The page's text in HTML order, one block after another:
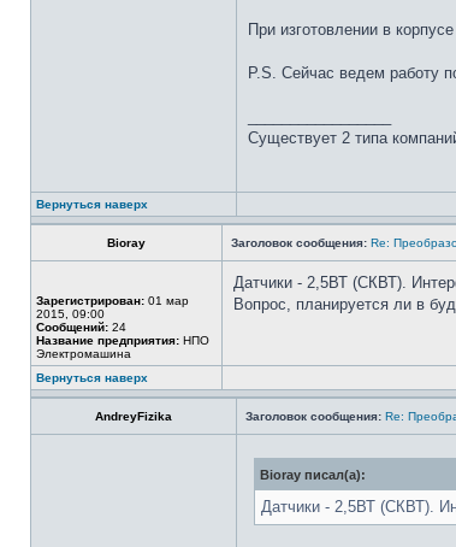
При изготовлении в
P.S. Сейчас ведем работу
Существует 2 типа
Вернуться наверх
Bioray Заголовок сообщения: Re:
Зарегистрирован: 01 мар
2015, 09:00
Сообщений: 24
Название предприятия: НПО
Электромашина
Датчики - 2,5ВТ (СКВТ).
Вопрос, планируется ли в
Вернуться наверх
AndreyFizika Заголовок сообщения: Re:
Bioray писал(а):
Датчики - 2,5ВТ (СКВТ).